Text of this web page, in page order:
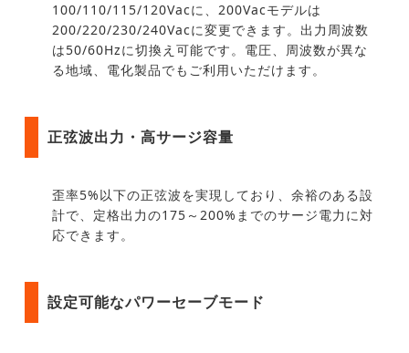
100/110/115/120Vacに、200Vacモデルは
200/220/230/240Vacに変更できます。出力周波数
は50/60Hzに切換え可能です。電圧、周波数が異な
る地域、電化製品でもご利用いただけます。
正弦波出力・高サージ容量
歪率5%以下の正弦波を実現しており、余裕のある設
計で、定格出力の175～200%までのサージ電力に対
応できます。
設定可能なパワーセーブモード